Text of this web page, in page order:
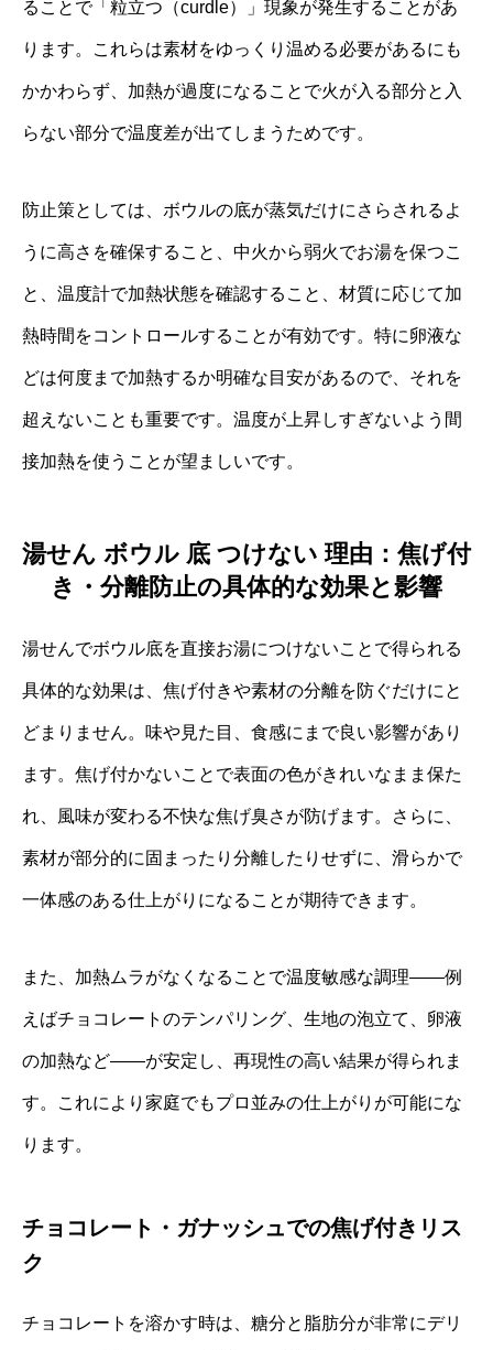
ることで「粒立つ（curdle）」現象が発生することがあ
ります。これらは素材をゆっくり温める必要があるにも
かかわらず、加熱が過度になることで火が入る部分と入
らない部分で温度差が出てしまうためです。
防止策としては、ボウルの底が蒸気だけにさらされるよ
うに高さを確保すること、中火から弱火でお湯を保つこ
と、温度計で加熱状態を確認すること、材質に応じて加
熱時間をコントロールすることが有効です。特に卵液な
どは何度まで加熱するか明確な目安があるので、それを
超えないことも重要です。温度が上昇しすぎないよう間
接加熱を使うことが望ましいです。
湯せん ボウル 底 つけない 理由：焦げ付
き・分離防止の具体的な効果と影響
湯せんでボウル底を直接お湯につけないことで得られる
具体的な効果は、焦げ付きや素材の分離を防ぐだけにと
どまりません。味や見た目、食感にまで良い影響があり
ます。焦げ付かないことで表面の色がきれいなまま保た
れ、風味が変わる不快な焦げ臭さが防げます。さらに、
素材が部分的に固まったり分離したりせずに、滑らかで
一体感のある仕上がりになることが期待できます。
また、加熱ムラがなくなることで温度敏感な調理——例
えばチョコレートのテンパリング、生地の泡立て、卵液
の加熱など——が安定し、再現性の高い結果が得られま
す。これにより家庭でもプロ並みの仕上がりが可能にな
ります。
チョコレート・ガナッシュでの焦げ付きリス
ク
チョコレートを溶かす時は、糖分と脂肪分が非常にデリ